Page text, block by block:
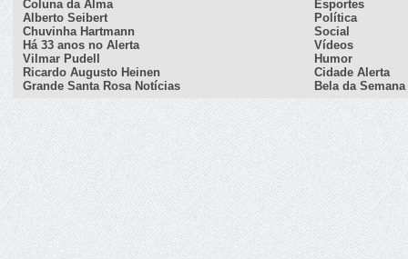
Coluna da Alma
Alberto Seibert
Chuvinha Hartmann
Há 33 anos no Alerta
Vilmar Pudell
Ricardo Augusto Heinen
Grande Santa Rosa Notícias
Esportes
Política
Social
Vídeos
Humor
Cidade Alerta
Bela da Semana